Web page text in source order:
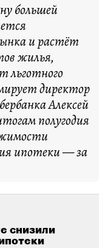
большей
и растёт
жилья,
льготного
директор
Алексей
полугодия
ипотеки — за
снизили